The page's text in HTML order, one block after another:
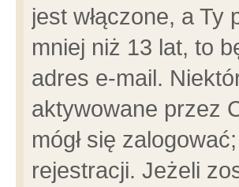
jest włączone, a
mniej niż 13 lat, to
adres e-mail.
aktywowane przez
mógł się
rejestracji. Jeżeli